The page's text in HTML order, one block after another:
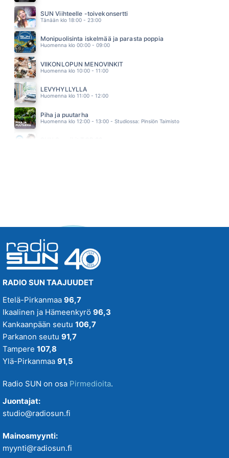
IDA PAUL & KALLE LINDROTH
03.28
SUN Viihteelle -toivekonsertti
Tänään klo 18:00 - 23:00
Monipuolisinta iskelmää ja parasta poppia
Huomenna klo 00:00 - 09:00
VIIKONLOPUN MENOVINKIT
Huomenna klo 10:00 - 11:00
LEVYHYLLYLLÄ
Huomenna klo 11:00 - 12:00
Piha ja puutarha
Huomenna klo 12:00 - 13:00 - Studiossa: Pinsiön Taimisto
RADIO SUN TAAJUUDET
Etelä-Pirkanmaa 96,7
Ikaalinen ja Hämeenkyrö 96,3
Kankaanpään seutu 106,7
Parkanon seutu 91,7
Tampere 107,8
Ylä-Pirkanmaa 91,5
Radio SUN on osa Pirmedioita.
Juontajat:
studio@radiosun.fi
Mainosmyynti:
myynti@radiosun.fi